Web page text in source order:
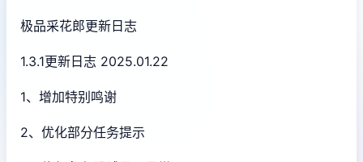
极品采花郎更新日志
1.3.1更新日志 2025.01.22
1、增加特别鸣谢
2、优化部分任务提示